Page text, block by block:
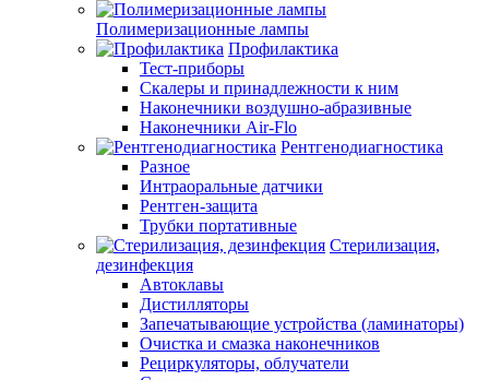
Полимеризационные лампы
Профилактика
Тест-приборы
Скалеры и принадлежности к ним
Наконечники воздушно-абразивные
Наконечники Air-Flo
Рентгенодиагностика
Разное
Интраоральные датчики
Рентген-защита
Трубки портативные
Стерилизация,
дезинфекция
Автоклавы
Дистилляторы
Запечатывающие устройства (ламинаторы)
Очистка и смазка наконечников
Рециркуляторы, облучатели